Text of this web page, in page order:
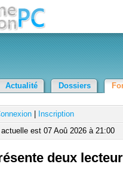
Actualité Dossiers
|
Inscription
est 07 Aoû 2026 à 21:00
deux